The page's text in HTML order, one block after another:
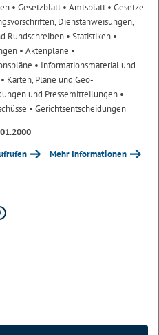
• Gesetzblatt• Amtsblatt• Gesetze
Dienstanweisungen,
Rundschreiben • Statistiken •
• Aktenpläne •
• Informationsmaterial und
• Karten, Pläne und Geo-
und Pressemitteilungen •
• Gerichtsentscheidungen
Mehr Informationen